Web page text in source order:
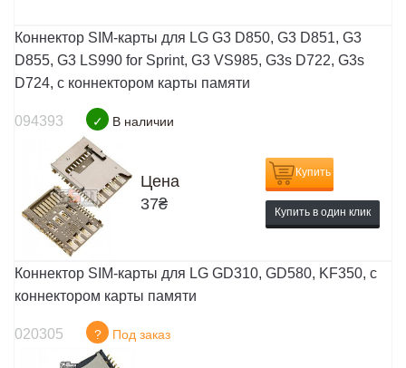
Коннектор SIM-карты для LG G3 D850, G3 D851, G3
D855, G3 LS990 for Sprint, G3 VS985, G3s D722, G3s
D724, с коннектором карты памяти
094393 ✓ В наличии
Цена
37₴
Купить
Купить в один клик
Коннектор SIM-карты для LG GD310, GD580, KF350, с
коннектором карты памяти
020305 ? Под заказ